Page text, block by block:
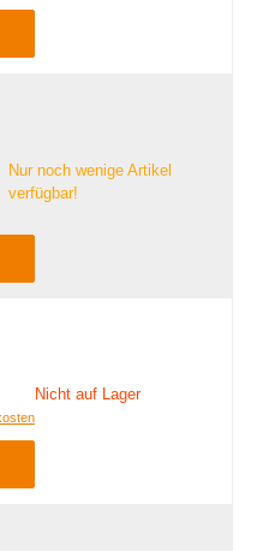
Nur noch wenige Artikel
verfügbar!
Nicht auf Lager